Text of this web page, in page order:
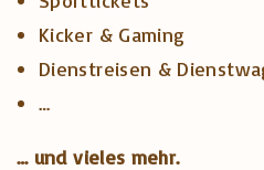
Kicker & Gaming
Dienstreisen &
…
… und vieles mehr.